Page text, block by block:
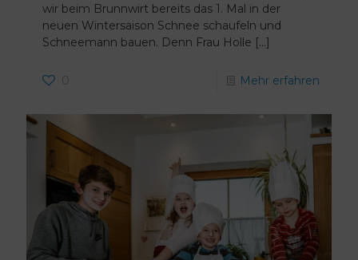
wir beim Brunnwirt bereits das 1. Mal in der
neuen Wintersaison Schnee schaufeln und
Schneemann bauen. Denn Frau Holle […]
0 Mehr erfahren